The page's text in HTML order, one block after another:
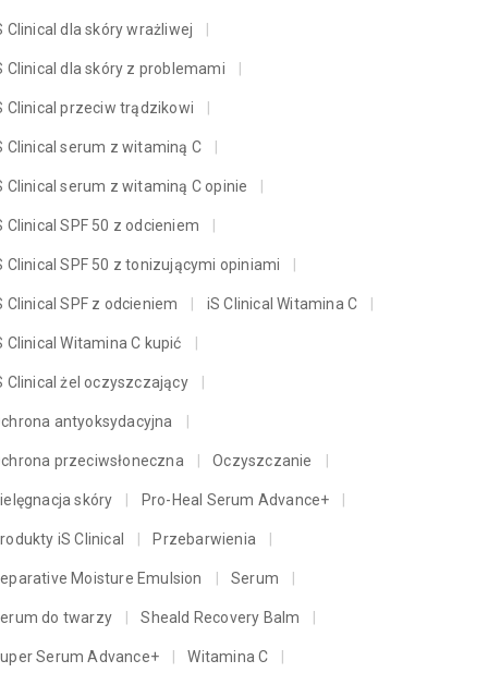
Clinical dla skóry wrażliwej
Clinical dla skóry z problemami
Clinical przeciw trądzikowi
Clinical serum z witaminą C
Clinical serum z witaminą C opinie
Clinical SPF 50 z odcieniem
Clinical SPF 50 z tonizującymi opiniami
Clinical SPF z odcieniem iS Clinical Witamina C
Clinical Witamina C kupić
Clinical żel oczyszczający
antyoksydacyjna
przeciwsłoneczna Oczyszczanie
skóry Pro-Heal Serum Advance+
iS Clinical Przebarwienia
Moisture Emulsion Serum
do twarzy Sheald Recovery Balm
Serum Advance+ Witamina C